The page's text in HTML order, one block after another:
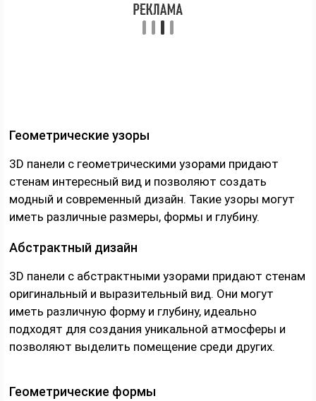
Геометрические узоры
3D панели с геометрическими узорами придают
стенам интересный вид и позволяют создать
модный и современный дизайн. Такие узоры могут
иметь различные размеры, формы и глубину.
Абстрактный дизайн
3D панели с абстрактными узорами придают стенам
оригинальный и выразительный вид. Они могут
иметь различную форму и глубину, идеально
подходят для создания уникальной атмосферы и
позволяют выделить помещение среди других.
Геометрические формы